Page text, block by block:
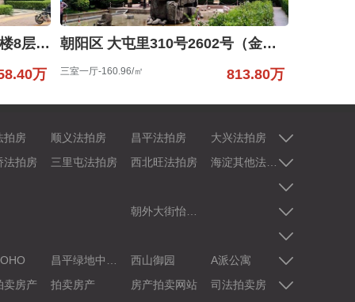
朝阳区 姚家园东里5号院5号楼8层2单元902（御翠尚府）
万
朝阳区 大屯里310号2602号（金泉家园）
三室一厅-160.96/㎡ 813.80万
拍房 顺义法拍房 昌平法拍房 大兴法拍房
怀柔法拍房
法拍房
三里屯法拍房 西北旺法拍房 天宫院法拍
西山御园 A派公寓
丽都悦府
卖房产
拍卖房产 房产拍卖网站 司法拍卖房 拍卖房子